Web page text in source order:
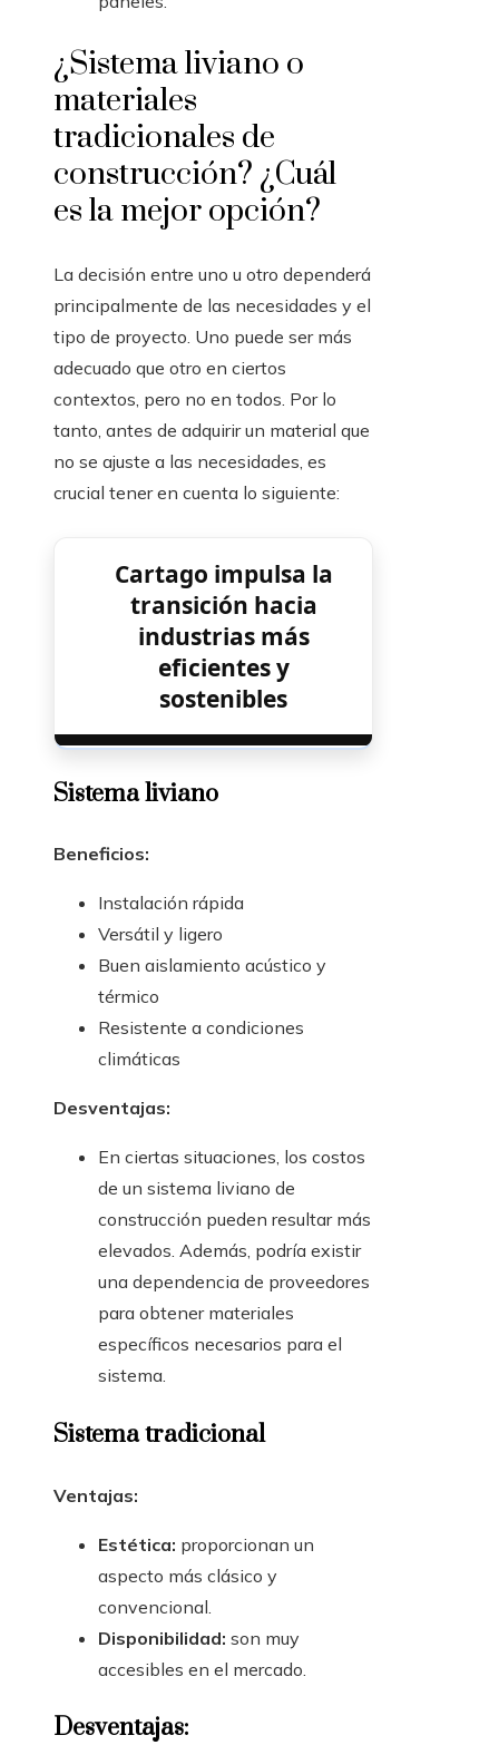
¿Sistema liviano o
materiales
tradicionales de
construcción? ¿Cuál
es la mejor opción?
La decisión entre uno u otro dependerá
principalmente de las necesidades y el
tipo de proyecto. Uno puede ser más
adecuado que otro en ciertos
contextos, pero no en todos. Por lo
tanto, antes de adquirir un material que
no se ajuste a las necesidades, es
crucial tener en cuenta lo siguiente:
Cartago impulsa la
transición hacia
industrias más
eficientes y
sostenibles
Sistema liviano
Beneficios:
Instalación rápida
Versátil y ligero
Buen aislamiento acústico y
térmico
Resistente a condiciones
climáticas
Desventajas:
En ciertas situaciones, los costos
de un sistema liviano de
construcción pueden resultar más
elevados. Además, podría existir
una dependencia de proveedores
para obtener materiales
específicos necesarios para el
sistema.
Sistema tradicional
Ventajas:
Estética: proporcionan un
aspecto más clásico y
convencional.
Disponibilidad: son muy
accesibles en el mercado.
Desventajas: